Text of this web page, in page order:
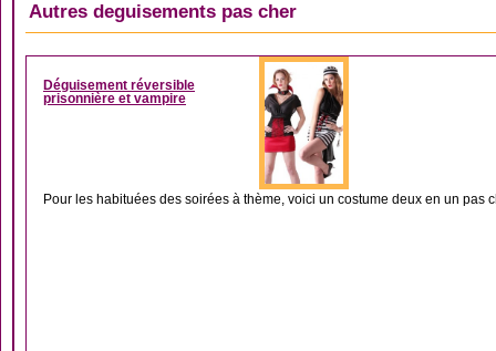
Autres deguisements pas cher
DÉGUISEMENT
Déguisement réversible
prisonnière et vampire
Pour les habituées des soirées à thème, voici un costume deux en un pas